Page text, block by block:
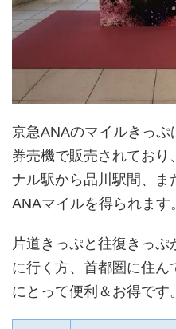
京急ANAのマイルきっ
券売機で販売されており
ナル駅から品川駅間、ま
ANAマイルを得られます。
片道きっぷと往復きっ
に行く方、首都圏に住
にとって便利＆お得です。